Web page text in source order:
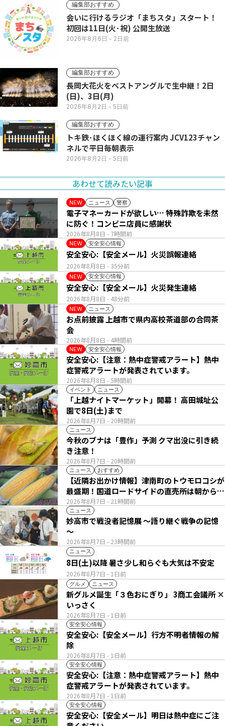
編集部おすすめ
会いに行けるラジオ「まちスタ」スタート！
初回は11日(火･祝) 公開生放送
2026年8月6日 - 2日前
編集部おすすめ
長岡大花火をベストアングルで生中継！2日
(日)、3日(月)
2026年8月2日 - 5日前
編集部おすすめ
トキ鉄･ほくほく線の運行案内 JCV123チャン
ネルで平日毎朝表示
2026年8月2日 - 5日前
あわせて読みたい記事
NEW ニュース 警察
2026年8月8日 - 7時間前
電子マネーカードが欲しい… 特殊詐欺を未然
に防ぐ！コンビニ店員に感謝状
NEW 安全安心情報
2026年8月8日 - 35分前
安全安心:【安全メール】火災誤報連絡
NEW 安全安心情報
2026年8月8日 - 48分前
安全安心:【安全メール】火災発生連絡
NEW ニュース
2026年8月8日 - 4時間前
お点前披露 上越市で県内高校茶道部の合同茶
会
NEW 安全安心情報
2026年8月8日 - 5時間前
安全安心:【注意：熱中症警戒アラート】熱中
症警戒アラートが発表されています。
イベント ニュース
2026年8月7日 - 20時間前
「上越ナイトマーケット」開幕！ 高田城址公
園で8日(土)まで
ニュース
2026年8月7日 - 20時間前
今秋のブナは「豊作」予測 クマ出没に引き続
き注意！
ニュース おすすめ
2026年8月7日 - 21時間前
【近隣お出かけ情報】津南町のトウモロコシが
最盛期！国道ロードサイドの直売所は朝から長
い列
ニュース
2026年8月7日 - 23時間前
妙高市で戦没者記憶展 ～語り継ぐ戦争の記憶
～
ニュース
2026年8月7日 - 1日前
8日(土)以降 暑さ少し和らぐも大気は不安定
グルメ ニュース
2026年8月7日 - 1日前
新グルメ誕生「３色おにぎり」 3商工会議所 ×
いっさく
安全安心情報
2026年8月7日 - 1日前
安全安心:【安全メール】行方不明者情報の解
除
安全安心情報
2026年8月7日 - 1日前
安全安心:【注意：熱中症警戒アラート】熱中
症警戒アラートが発表されています。
安全安心情報
安全安心:【安全メール】明日は熱中症にご注